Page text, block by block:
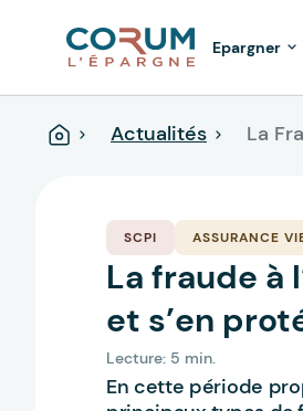
AccueilActualités La
Epargner
SCPI ASSURANCE
La fraude à
et s’en
Lecture: 5 min.
En cette période